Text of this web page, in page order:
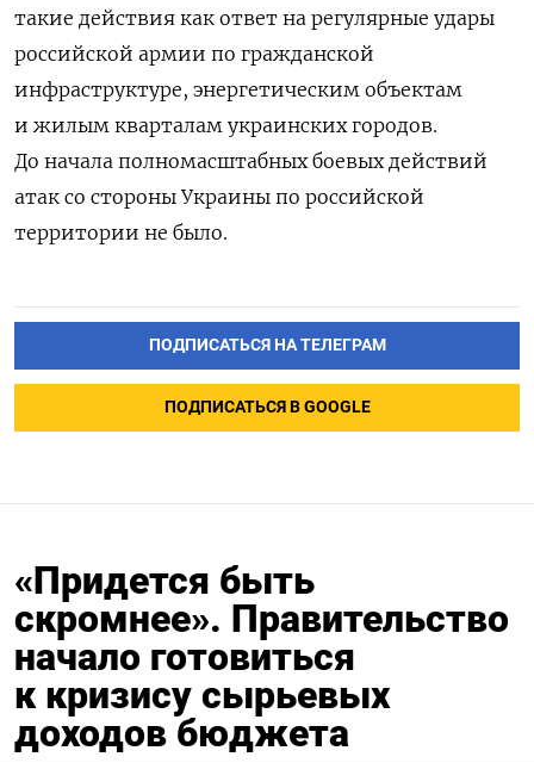
такие действия как ответ на регулярные удары
российской армии по гражданской
инфраструктуре, энергетическим объектам
и жилым кварталам украинских городов.
До начала полномасштабных боевых действий
атак со стороны Украины по российской
территории не было.
ПОДПИСАТЬСЯ НА ТЕЛЕГРАМ
ПОДПИСАТЬСЯ В GOOGLE
«Придется быть
скромнее». Правительство
начало готовиться
к кризису сырьевых
доходов бюджета